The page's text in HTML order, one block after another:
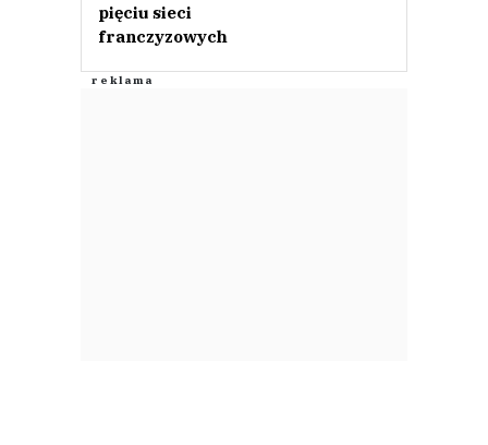
pięciu sieci
franczyzowych